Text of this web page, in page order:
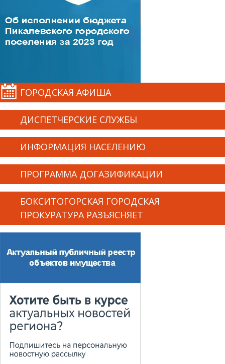
ГОРОДСКАЯ АФИША
ДИСПЕТЧЕРСКИЕ СЛУЖБЫ
ИНФОРМАЦИЯ НАСЕЛЕНИЮ
ПРОГРАММА ДОГАЗИФИКАЦИИ
БОКСИТОГОРСКАЯ ГОРОДСКАЯ
ПРОКУРАТУРА РАЗЪЯСНЯЕТ